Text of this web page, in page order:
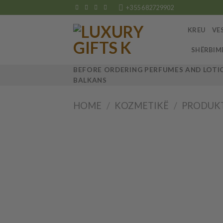
to
+355 682729902
KREU
BEFORE ORDERING PERFUMES AND
BALKANS
HOME / KOZMETIKË /